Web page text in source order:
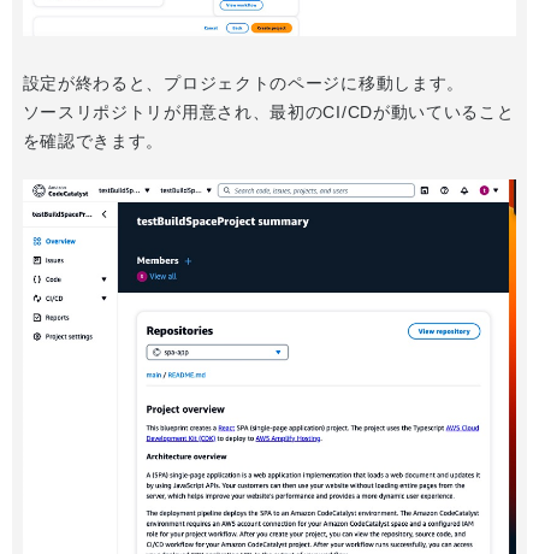
設定が終わると、プロジェクトのページに移動します。
ソースリポジトリが用意され、最初のCI/CDが動いていること
を確認できます。